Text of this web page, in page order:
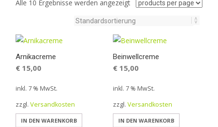
Alle 10 Ergebnisse werden angezeigt
Arnikacreme
€ 15,00
inkl. 7 % MwSt.
zzgl. Versandkosten
IN DEN WARENKORB
Beinwellcreme
€15,00
inkl. 7 % MwSt.
zzgl. Versandkosten
IN DEN WARENKORB